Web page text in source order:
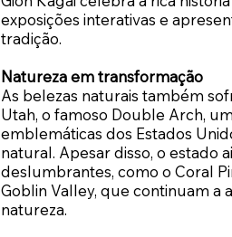
exposições interativas e
tradição.
Natureza em transformação
As belezas naturais também
Utah, o famoso Double Arch,
emblemáticas dos Estados
natural. Apesar disso, o estado
deslumbrantes, como o Coral
Goblin Valley, que continuam a
natureza.